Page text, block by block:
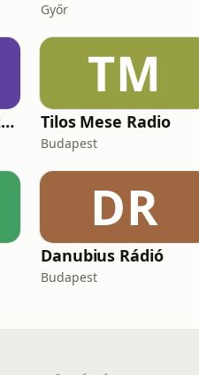
Győr
Cool FM - B-Side Alternativ
TM
Tilos Mese Radio
Budapest
DR
Danubius Rádió
Budapest